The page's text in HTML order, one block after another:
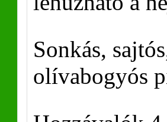
Sonkás,
olívabogyós